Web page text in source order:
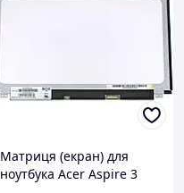
Матриця (екран) для
ноутбука Acer Aspire 3